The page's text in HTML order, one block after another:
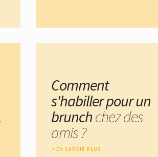
Comment
s'habiller pour un
brunchchez des
amis ?
EN SAVOIR PLUS